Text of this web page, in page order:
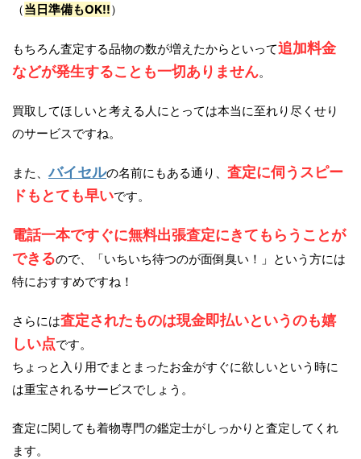
（当日準備もOK!!）
もちろん査定する品物の数が増えたからといって追加料金
などが発生することも一切ありません。
買取してほしいと考える人にとっては本当に至れり尽くせり
のサービスですね。
また、バイセルの名前にもある通り、 査定に伺うスピー
ドもとても早いです。
電話一本ですぐに無料出張査定にきてもらうことが
できるので、「いちいち待つのが面倒臭い！」という方には
特におすすめですね！
さらには査定されたものは現金即払いというのも嬉
しい点です。
ちょっと入り用でまとまったお金がすぐに欲しいという時に
は重宝されるサービスでしょう。
査定に関しても着物専門の鑑定士がしっかりと査定してくれ
ます。